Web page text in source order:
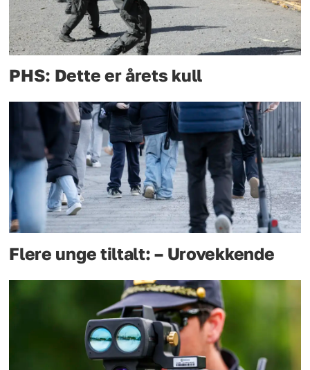
PHS: Dette er årets kull
Flere unge tiltalt: – Urovekkende